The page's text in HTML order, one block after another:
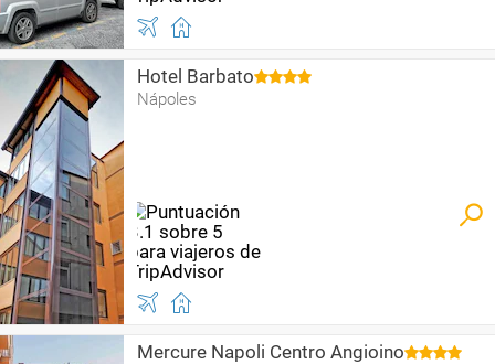
Hotel Barbato
Nápoles
Mercure Napoli Centro Angioino